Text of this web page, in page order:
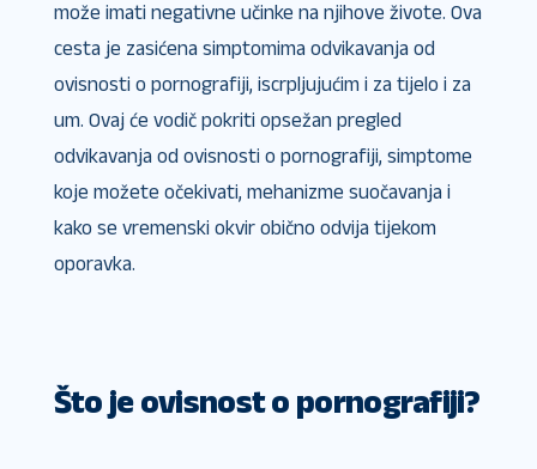
može imati negativne učinke na njihove živote. Ova
cesta je zasićena simptomima odvikavanja od
ovisnosti o pornografiji, iscrpljujućim i za tijelo i za
um. Ovaj će vodič pokriti opsežan pregled
odvikavanja od ovisnosti o pornografiji, simptome
koje možete očekivati, mehanizme suočavanja i
kako se vremenski okvir obično odvija tijekom
oporavka.
Što je ovisnost o pornografiji?